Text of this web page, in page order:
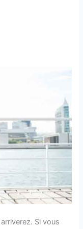
Si vous